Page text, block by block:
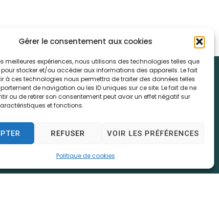
Gérer le consentement aux cookies
meilleures expériences, nous utilisons des technologies telles que
stocker et/ou accéder aux informations des appareils. Le fait
à ces technologies nous permettra de traiter des données telles
de navigation ou les ID uniques sur ce site. Le fait de ne
ou de retirer son consentement peut avoir un effet négatif sur
et fonctions.
REFUSER VOIR LES PRÉFÉRENCES
Politique de cookies